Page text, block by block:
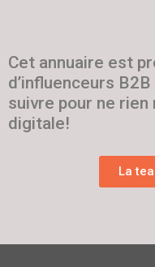
Cet annuaire est
d’influenceurs
suivre pour ne rien
digitale!
La